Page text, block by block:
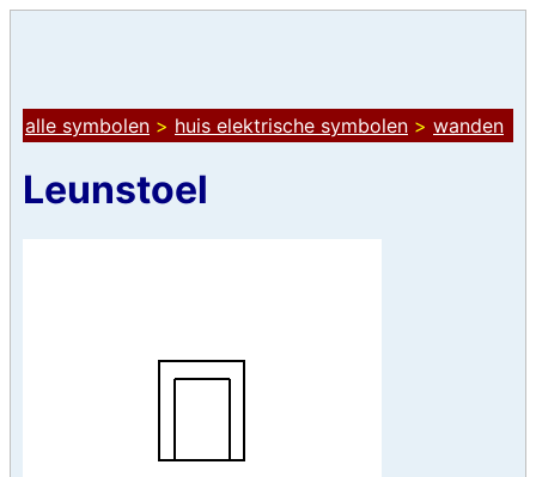
alle symbolen > huis elektrische symbolen > wanden
Leunstoel